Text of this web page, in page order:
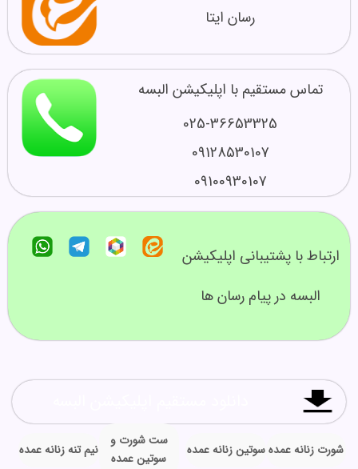
رسان ایتا
تماس مستقیم با اپلیکیشن البسه
025-36653325
09128530107
09100930107
ارتباط با پشتیبانی اپلیکیشن
البسه در پیام رسان ها
شورت زنانه عمده سوتین زنانه عمده
ست شورت و
سوتین عمده
نیم تنه زنانه عمده